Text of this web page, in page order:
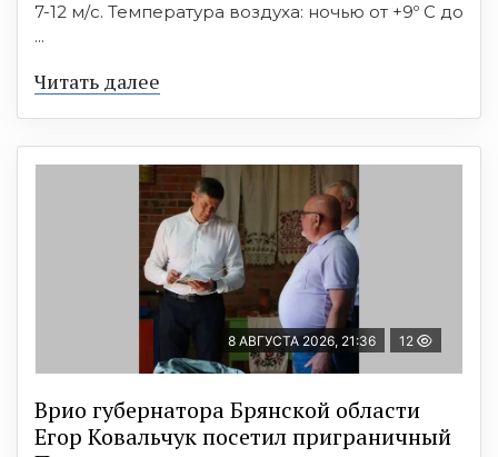
7-12 м/с. Температура воздуха: ночью от +9º C до
...
Читать далее
8 АВГУСТА 2026, 21:36 12
Врио губернатора Брянской области
Егор Ковальчук посетил приграничный